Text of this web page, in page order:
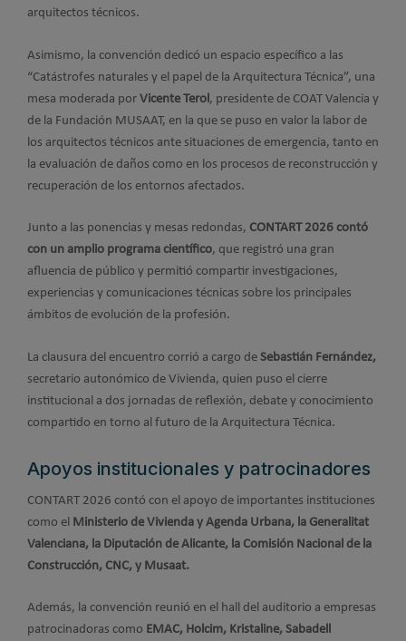
arquitectos técnicos.
Asimismo, la convención dedicó un espacio específico a las
“Catástrofes naturales y el papel de la Arquitectura Técnica”, una
mesa moderada por Vicente Terol , presidente de COAT Valencia y
de la Fundación MUSAAT, en la que se puso en valor la labor de
los arquitectos técnicos ante situaciones de emergencia, tanto en
la evaluación de daños como en los procesos de reconstrucción y
recuperación de los entornos afectados.
Junto a las ponencias y mesas redondas, CONTART 2026 contó
con un amplio programa científico, que registró una gran
afluencia de público y permitió compartir investigaciones,
experiencias y comunicaciones técnicas sobre los principales
ámbitos de evolución de la profesión.
La clausura del encuentro corrió a cargo de Sebastián Fernández,
secretario autonómico de Vivienda, quien puso el cierre
institucional a dos jornadas de reflexión, debate y conocimiento
compartido en torno al futuro de la Arquitectura Técnica.
Apoyos institucionales y patrocinadores
CONTART 2026 contó con el apoyo de importantes instituciones
como el Ministerio de Vivienda y Agenda Urbana, la Generalitat
Valenciana, la Diputación de Alicante, la Comisión Nacional de la
Construcción, CNC, y Musaat.
Además, la convención reunió en el hall del auditorio a empresas
patrocinadoras como EMAC, Holcim, Kristaline, Sabadell